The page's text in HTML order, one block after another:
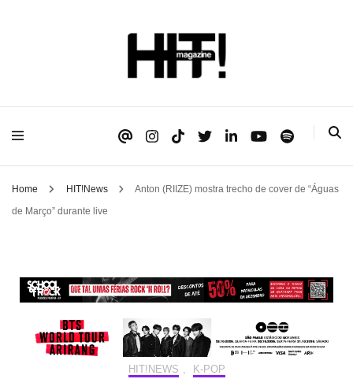
HIT!Magazine
Home HIT!News
Anton (RIIZE) mostra trecho de cover de “Águas
de Março” durante live
HIT!NEWS K-POP